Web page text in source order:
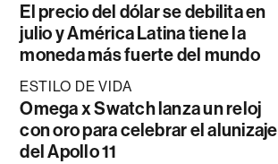
El precio del dólar se debilita en
julio y América Latina tiene la
moneda más fuerte del mundo
ESTILO DE VIDA
Omega x Swatch lanza un reloj
con oro para celebrar el alunizaje
del Apollo 11